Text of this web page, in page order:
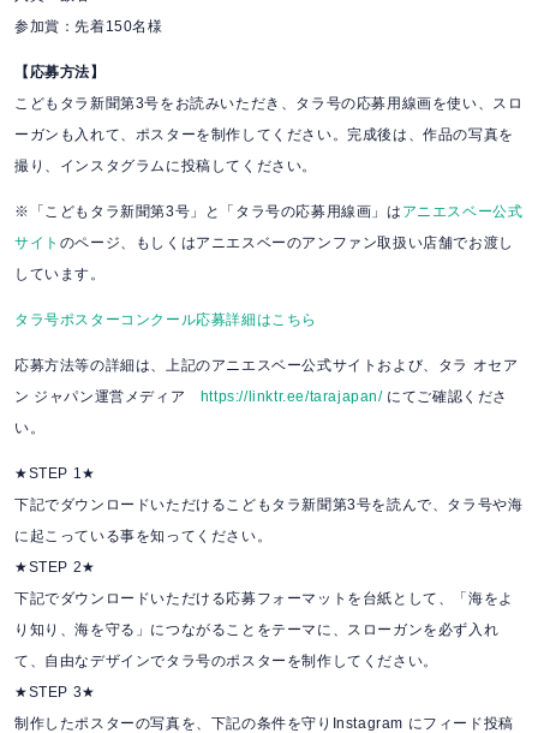
参加賞：先着150名様
【応募方法】
こどもタラ新聞第3号をお読みいただき、タラ号の応募用線画を使い、スロ
ーガンも入れて、ポスターを制作してください。完成後は、作品の写真を
撮り、インスタグラムに投稿してください。
※「こどもタラ新聞第3号」と「タラ号の応募用線画」は アニエスベー公式
サイト のページ、もしくはアニエスベーのアンファン取扱い店舗でお渡し
しています。
タラ号ポスターコンクール応募詳細はこちら
応募方法等の詳細は、上記のアニエスベー公式サイトおよび、タラ オセア
ン ジャパン運営メディア https://linktr.ee/tarajapan/にてご確認くださ
い。
★STEP 1★
下記でダウンロードいただけるこどもタラ新聞第3号を読んで、タラ号や海
に起こっている事を知ってください。
★STEP 2★
下記でダウンロードいただける応募フォーマットを台紙として、「海をよ
り知り、海を守る」につながることをテーマに、スローガンを必ず入れ
て、自由なデザインでタラ号のポスターを制作してください。
★STEP 3★
制作したポスターの写真を、下記の条件を守りInstagram にフィード投稿